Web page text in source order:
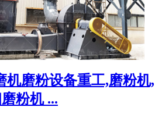
磨粉设备重工,磨粉机,
粉机 ...